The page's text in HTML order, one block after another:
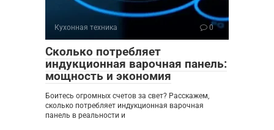
Кухонная техника 0
Сколько потребляет
индукционная варочная панель:
мощность и экономия
Боитесь огромных счетов за свет? Расскажем,
сколько потребляет индукционная варочная
панель в реальности и